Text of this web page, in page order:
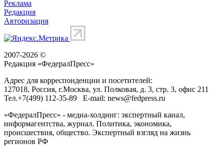
Реклама
Редакция
Авторизация
2007-2026 ©
Редакция «ФедералПресс»
Адрес для корреспонденции и посетителей:
127018, Россия, г.Москва, ул. Полковая, д. 3, стр. 3, офис 211
Тел.+7(499) 112-35-89 E-mail: news@fedpress.ru
«ФедералПресс» - медиа-холдинг: экспертный канал,
информагентства, журнал. Политика, экономика,
происшествия, общество. Экспертный взгляд на жизнь
регионов РФ